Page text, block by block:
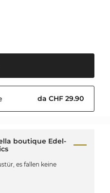
da CHF 29.90
boutique Edel-
es fallen keine